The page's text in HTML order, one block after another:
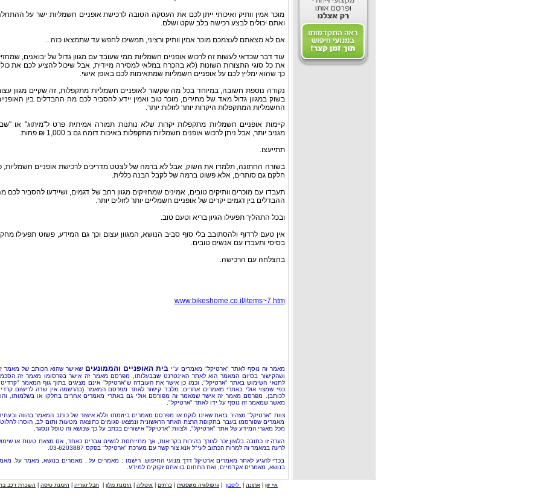
מוכר אמין וותיק ואיכותי ייתן לכם את העסקה הטובה לרכישת אופניים חשמליות ישר על
ואתם יכולים לבצע רכישה בלב שקט ושלם.
אם לא מצאתם לעצמכם מוכר אמין וותיק ורציני, תמשיכו לחפש עד שתמצאו כזה...
עוד דבר שכדאי לעשות זה לרכוש אופניים חשמליות ממי שעובד עם מגוון גדול של יבואנים,
את כל סוגי התצורות השונות (לא בהכרח במלאי למסירה מיידית, אבל שיכול להציע לכם את
כך שהוא ימליץ לכם על אופניים חשמליות שמתאימות לכם באופן אישי.
נקודה נוספת חשובה, במיוחד בכל מה שקשור לאופניים חשמליות מתקפלות, זה שקיים מגוון
בשוק במגוון גדול מאד של מחירים, מוכר טוב ואמין יידע להסביר לכם מה ההבדלים בין
החשמליות המתקפלות היקרות יותר לזולות יותר.
קיימות אופניים חשמליות מתקפלות יקרות שלא נותנות תמורה אמיתית פרט ל"מיתוג" או
מגניב יותר, אבל ניתן לרכוש אופנים חשמליות מתקפלות באיכות דומה גם ב 1,000 ₪ פחות.
תתייעצו.
בשורה החתונה, תלמדו את השוק, אבל לא ברמה של לצטט מדריכים לרכישת אופניים חשמליות,
חלקם גם סותרים, אלא פשוט ברמה של לקבל הבנה כללית.
תעבדו עם מוכרים וותיקים טובים, אמינים שמחזיקים מגוון רחב של דגמים, ושיידעו להסביר לכם
ההבדלים בין דגמים יקרים של אופניים חשמליים יותר לזולים יותר.
ובכל התהליך תפעילו הגיון בריא וטעם טוב.
אין טעם לרדוף ולהסתובב בלי סוף סביב הנושא, המגוון עצום וכך גם המידע, פשוט תפעילו
בסיסי ותעבדו עם אנשים טובים.
בהצלחה עם הרכישה.
www.bikeshome.co.il/items~7.htm
מאמר זה נוסף לאתר "ארטיקל" מאמרים ע"יבית האופניים והממונעים שאישר שהוא הכותב של מאמר
ושהקישור בסיום המאמר הוא לאתר האינטרנט שבבעלותו, מפרסם מאמר זה אישר בפרסומו מאמר זה
לתנאי השימוש באתר "ארטיקל", וכמו כן אישר את העובדה ש"ארטיקל" אינם מציגים בתוך גוף המאמר
כפי שמצוי אולי באתרי מאמרים אחרים, מלבד קישור לאתר מפרסם המאמר (בהרשמה אין שדה לרישום
לכותב). מפרסם מאמר זה אישר שמאמר זה מפורסם אולי גם באתרי מאמרים אחרים בחלקו או בשלמותו,
מאשר שמאמר זה נוסף על ידו לאתר "ארטיקל".
צוות "ארטיקל" מצהיר בזאת שאינו לוקח או מפרסם מאמרים ביוזמתו וללא אישור של כותב המאמר בהווה
מאמרים שפורסמו בעבר בתקופת הרצת האתר הראשונית ונמצאו פגומים כתוצאה מטעות ותום לב, הוסרו
מכל מאגרי המידע של אתר "ארטיקל", ולצוות "ארטיקל" אישורים בכתב על כך שנושא זה טופל ונסגר.
הערה זו כתובה בלשון זכר לצורך בהירות בקריאות, אך מתייחסת לנשים וגברים כאחד, אם מצאת טעות או
לרעה במאמר זה למרות הכתוב לעי"ל אנא צור קשר עם מערכת "ארטיקל" בפקס 03-6203887.
בכדי להגיע לאתר מאמרים ארטיקל דרך מנועי החיפוש, רישמו : מאמרים על , מאמרים בנושא, מאמר על,
בנושא, מאמרים אקדמיים, ואת התחום בו אתם זקוקים למידע.
איי יוון אתונה ליסבון גרפולוגיה משפטית כרתים איטליה הזמנת מלון חבל זגוריה הזמנת טיסה השכרת רכב